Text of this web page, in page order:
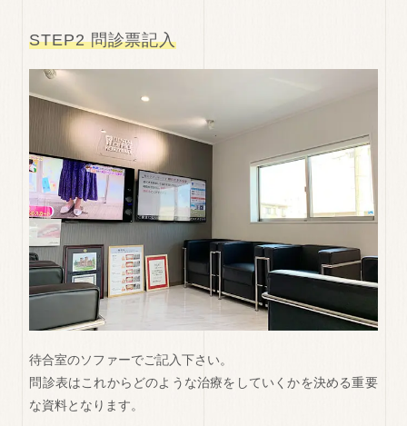
STEP2 問診票記入
待合室のソファーでご記入下さい。
問診表はこれからどのような治療をしていくかを決める重要
な資料となります。